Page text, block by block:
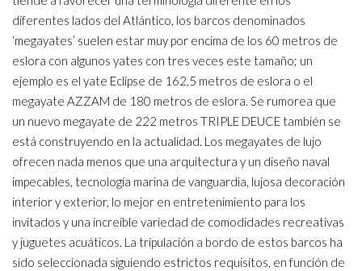
diferentes lados del Atlántico, los barcos denominados
‘megayates’ suelen estar muy por encima de los 60 metros de
eslora con algunos yates con tres veces este tamaño; un
ejemplo es el yate Eclipse de 162,5 metros de eslora o el
megayate AZZAM de 180 metros de eslora. Se rumorea que
un nuevo megayate de 222 metros TRIPLE DEUCE también se
está construyendo en la actualidad. Los megayates de lujo
ofrecen nada menos que una arquitectura y un diseño naval
impecables, tecnología marina de vanguardia, lujosa decoración
interior y exterior, lo mejor en entretenimiento para los
invitados y una increíble variedad de comodidades recreativas
y juguetes acuáticos. La tripulación a bordo de estos barcos ha
sido seleccionada siguiendo estrictos requisitos, en función de